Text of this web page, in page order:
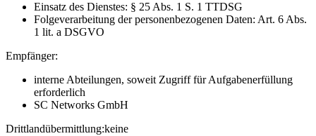
Einsatz des Dienstes: § 25 Abs. 1 S. 1 TTDSG
Folgeverarbeitung der personenbezogenen Daten: Art. 6 Abs.
1 lit. a DSGVO
Empfänger:
interne Abteilungen, soweit Zugriff für Aufgabenerfüllung
erforderlich
SC Networks GmbH
Drittlandübermittlung:keine